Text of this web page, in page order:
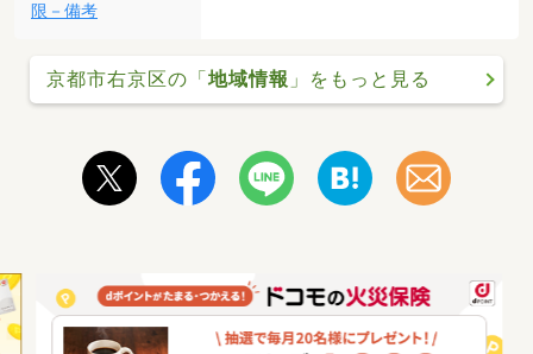
限－備考
京都市右京区の「地域情報 」をもっと見る